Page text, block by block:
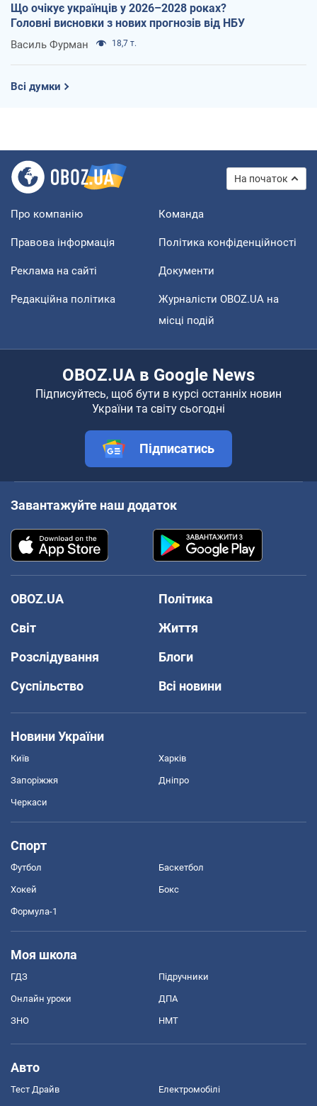
Що очікує українців у 2026–2028 роках?
Головні висновки з нових прогнозів від НБУ
Василь Фурман 18,7 т.
Всі думки
На початок
Про компанію Команда
Правова інформація Політика конфіденційності
Реклама на сайті Документи
Редакційна політика
Журналісти OBOZ.UA на
місці подій
OBOZ.UA в Google News
Підписуйтесь, щоб бути в курсі останніх новин
України та світу сьогодні
Підписатись
Завантажуйте наш додаток
OBOZ.UA
Політика
Світ
Життя
Розслідування
Блоги
Суспільство
Всі новини
Новини України
Київ Харків
Запоріжжя Дніпро
Черкаси
Спорт
Футбол Баскетбол
Хокей Бокс
Формула-1
Моя школа
ГДЗ Підручники
Онлайн уроки ДПА
ЗНО НМТ
Авто
Тест Драйв Електромобілі